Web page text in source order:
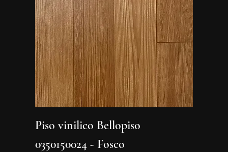
Piso vinilico Bellopiso
0350150024 - Fosco